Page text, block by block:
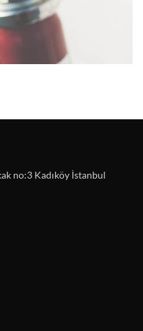
no:3 Kadıköy İstanbul